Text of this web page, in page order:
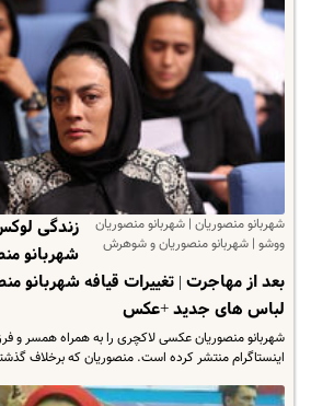
شهربانو منصوریان | شهربانو منصوریان
ووشو | شهربانو منصوریان و شوهرش
زندگی
شهربانو
بعد از مهاجرت | تغییرات قیافه شهربانو
لباس های جدید +عکس
شهربانو منصوریان عکسی لاکچری را به همراه همسر و
اینستاگرام منتشر کرده است. منصوریان که برخلاف